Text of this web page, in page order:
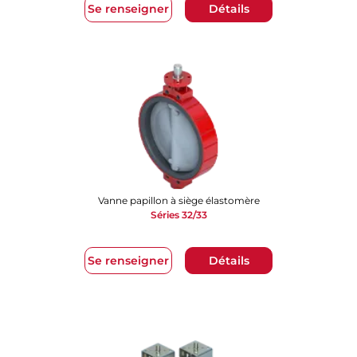
Se renseigner Détails
Se renseigner Détails
Vanne papillon à siège élastomère
Séries 32/33